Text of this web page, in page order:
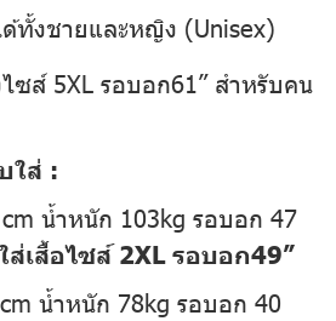
ทั้งชายและหญิง (Unisex)
ซส์ 5XL รอบอก61” สำหรับคน
ใส่ :
น้ำหนัก 103kg รอบอก 47
ส่เสื้อไซส์ 2XL รอบอก49”
น้ำหนัก 78kg รอบอก 40